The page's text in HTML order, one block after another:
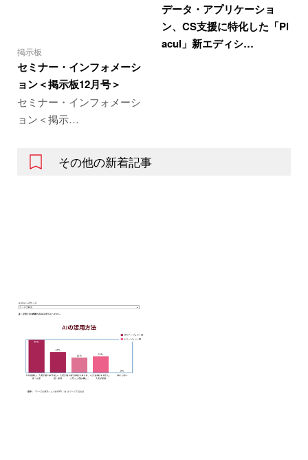
掲示板
セミナー・インフォメーシ
ョン＜掲示板12月号＞
セミナー・インフォメーシ
ョン＜掲示…
データ・アプリケーショ
ン、CS支援に特化した「Pl
acul」新エディシ…
その他の新着記事